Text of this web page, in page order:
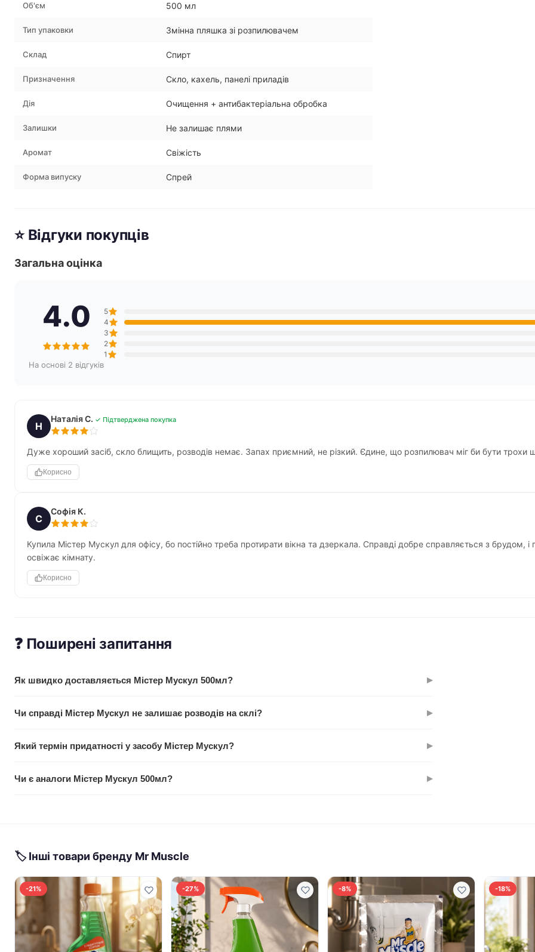
Об'єм 500 мл
Тип упаковки Змінна пляшка зі розпилювачем
Склад Спирт
Призначення Скло, кахель, панелі приладів
Дія Очищення + антибактеріальна обробка
Залишки Не залишає плями
Аромат Свіжість
Форма випуску Спрей
⭐ Відгуки покупців
Загальна оцінка
4.0
На основі 2 відгуків
5
4
3
2
1
Н
Наталія С. ✓ Підтверджена покупка
Дуже хороший засіб, скло блищить, розводів немає. Запах приємний, не різкий. Єдине, що розпилювач міг би бути
Корисно
С
Софія К.
Купила Містер Мускул для офісу, бо постійно треба протирати вікна та дзеркала. Справді добре справляється з
освіжає кімнату.
Корисно
❓ Поширені запитання
Як швидко доставляється Містер Мускул 500мл? ▸
обраного перевізника.
Чи справді Містер Мускул не залишає розводів на склі? ▸
ефективно очищує бруд.
Який термін придатності у засобу Містер Мускул? ▸
Чи є аналоги Містер Мускул 500мл?
▸
🏷 Інші товари бренду Mr Muscle
-21% -27% -8% -18%